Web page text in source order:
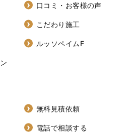
口コミ・お客様の声
こだわり施工
ルッソペイムF
無料見積依頼
電話で相談する